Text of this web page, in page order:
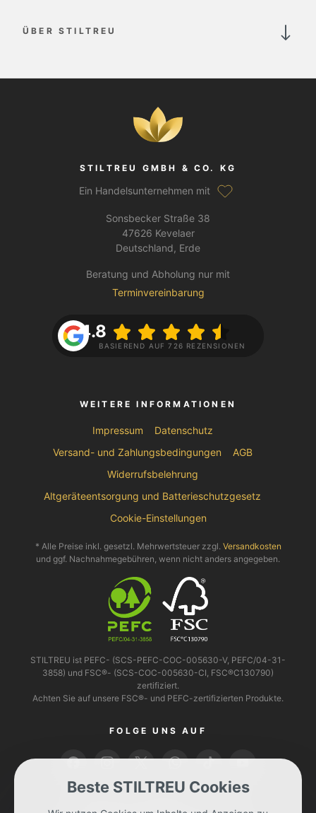
ÜBER STILTREU
STILTREU GMBH & CO. KG
Ein Handelsunternehmen mit
Sonsbecker Straße 38
47626 Kevelaer
Deutschland, Erde
Beratung und Abholung nur mit
Terminvereinbarung
4.8
BASIEREND AUF 726 REZENSIONEN
WEITERE INFORMATIONEN
Impressum
Datenschutz
Versand- und Zahlungsbedingungen
AGB
Widerrufsbelehrung
Altgeräteentsorgung und Batterieschutzgesetz
Cookie-Einstellungen
* Alle Preise inkl. gesetzl. Mehrwertsteuer zzgl. Versandkosten
und ggf. Nachnahmegebühren, wenn nicht anders angegeben.
STILTREU ist PEFC- (SCS-PEFC-COC-005630-V, PEFC/04-31-
3858) und FSC®- (SCS-COC-005630-CI, FSC®C130790)
zertifiziert.
Achten Sie auf unsere FSC®- und PEFC-zertifizierten Produkte.
FOLGE UNS AUF
Beste STILTREU Cookies